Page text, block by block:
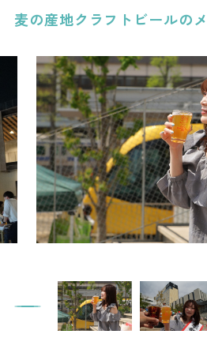
麦の産地クラフトビールの
ピックアップ
はじめての宇都宮
宇都宮市民ライター
記事
市民がおすすめ！餃
子店